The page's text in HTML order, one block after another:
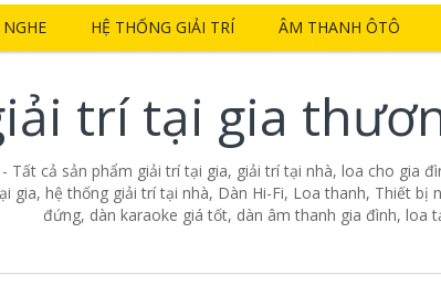
HỆ THỐNG GIẢI TRÍ ÂM THANH ÔTÔ
trí tại gia
Tất cả sản phẩm giải trí tại gia, giải trí tại nhà, loa cho gia
gia, hệ thống giải trí tại nhà, Dàn Hi-Fi, Loa thanh, Thiết bị
đứng, dàn karaoke giá tốt, dàn âm thanh gia đình, loa